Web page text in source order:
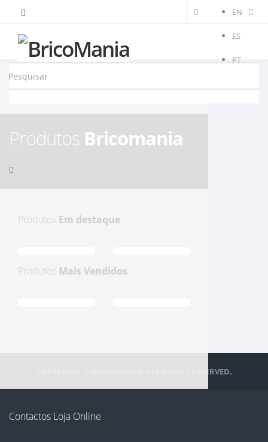
EN
ES
PT
Produtos Bricomania
Produtos Em destaque
Produtos Mais Vendidos
COPYRIGHT © BRICOMANIA. ALL RIGHTS RESERVED.
Contactos Loja Online